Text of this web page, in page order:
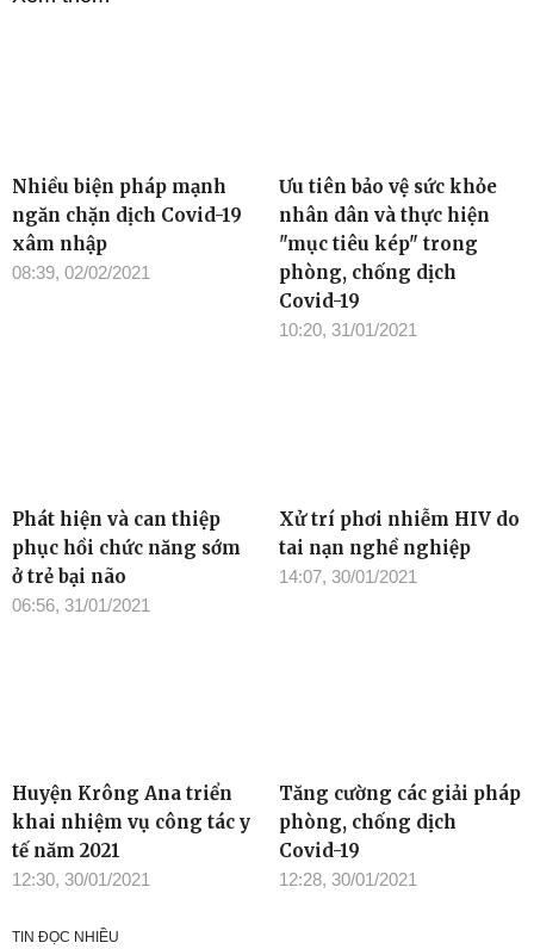
Nhiều biện pháp mạnh
ngăn chặn dịch Covid-19
xâm nhập
08:39, 02/02/2021
Ưu tiên bảo vệ sức khỏe
nhân dân và thực hiện
"mục tiêu kép" trong
phòng, chống dịch
Covid-19
10:20, 31/01/2021
Phát hiện và can thiệp
phục hồi chức năng sớm
ở trẻ bại não
06:56, 31/01/2021
Xử trí phơi nhiễm HIV do
tai nạn nghề nghiệp
14:07, 30/01/2021
Huyện Krông Ana triển
khai nhiệm vụ công tác y
tế năm 2021
12:30, 30/01/2021
Tăng cường các giải pháp
phòng, chống dịch
Covid-19
12:28, 30/01/2021
TIN ĐỌC NHIỀU